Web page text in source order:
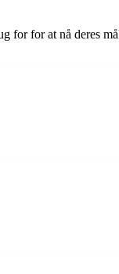
for for at nå deres